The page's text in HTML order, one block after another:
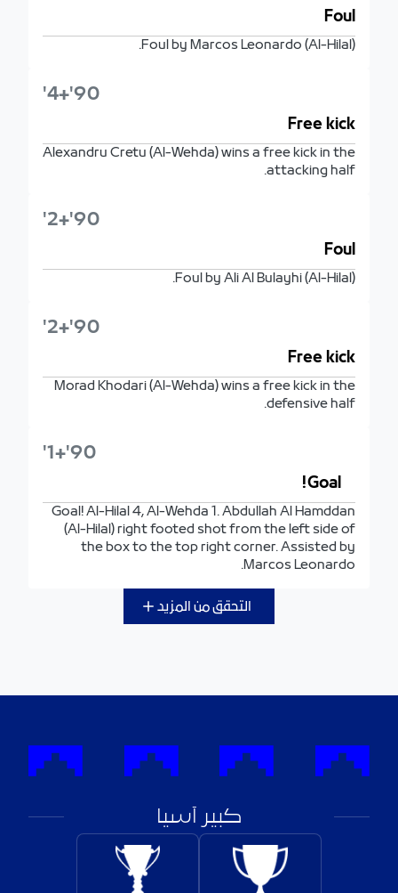
Foul
Foul by Marcos Leonardo (Al-Hilal).
90'+4'
Free kick
Alexandru Cretu (Al-Wehda) wins a free kick in the
attacking half.
90'+2'
Foul
Foul by Ali Al Bulayhi (Al-Hilal).
90'+2'
Free kick
Morad Khodari (Al-Wehda) wins a free kick in the
defensive half.
90'+1'
Goal!
Goal! Al-Hilal 4, Al-Wehda 1. Abdullah Al Hamddan
(Al-Hilal) right footed shot from the left side of
the box to the top right corner. Assisted by
Marcos Leonardo.
التحقق من المزيد
كبير آسيا